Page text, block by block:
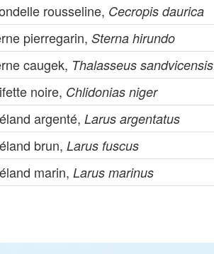
rousseline, Cecropis daurica
pierregarin,Sterna hirundo
caugek, Thalasseus sandvicensis
noire, Chlidonias niger
argenté,Larus argentatus
brun,Larus fuscus
marin,Larus marinus